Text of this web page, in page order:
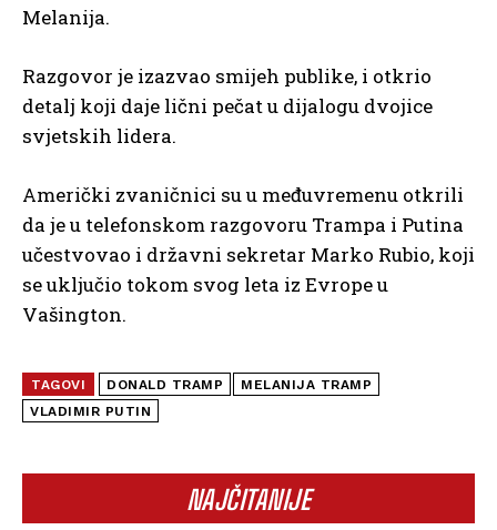
NAJČITANIJE
Melanija.
Razgovor je izazvao smijeh publike, i otkrio
detalj koji daje lični pečat u dijalogu dvojice
svjetskih lidera.
Američki zvaničnici su u međuvremenu otkrili
da je u telefonskom razgovoru Trampa i Putina
učestvovao i državni sekretar Marko Rubio, koji
se uključio tokom svog leta iz Evrope u
Vašington.
TAGOVI DONALD TRAMP
MELANIJA TRAMP
VLADIMIR PUTIN